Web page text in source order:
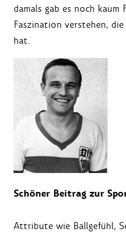
damals gab es noch
Faszination verstehen,
hat.
Schöner Beitrag zur
Attribute wie Ballgefühl,